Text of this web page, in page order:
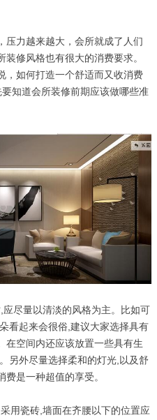
力越来越大，会所就成了人们
修风格也有很大的消费要求。
，如何打造一个舒适而又收消费
知道会所装修前期应该做哪些准
尽量以清淡的风格为主。比如可
看起来会很俗,建议大家选择具有
在空间内还应该放置一些具有生
另外尽量选择柔和的灯光,以及舒
是一种超值的享受。
瓷砖,墙面在齐腰以下的位置应